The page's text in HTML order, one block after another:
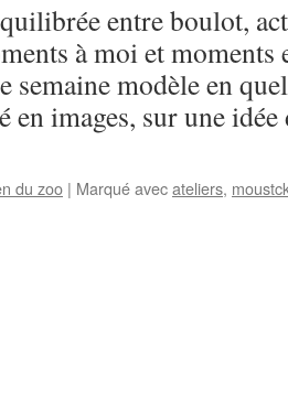
entre boulot,
à moi et moments
semaine modèle en
en images, sur une
du zoo | Marqué avecateliers,